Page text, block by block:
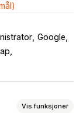
Google
Vis funksjoner